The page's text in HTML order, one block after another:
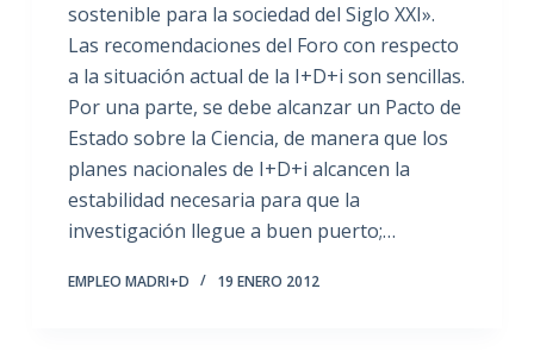
sostenible para la sociedad del Siglo XXI».
Las recomendaciones del Foro con respecto
a la situación actual de la I+D+i son sencillas.
Por una parte, se debe alcanzar un Pacto de
Estado sobre la Ciencia, de manera que los
planes nacionales de I+D+i alcancen la
estabilidad necesaria para que la
investigación llegue a buen puerto;…
EMPLEO MADRI+D 19 ENERO 2012